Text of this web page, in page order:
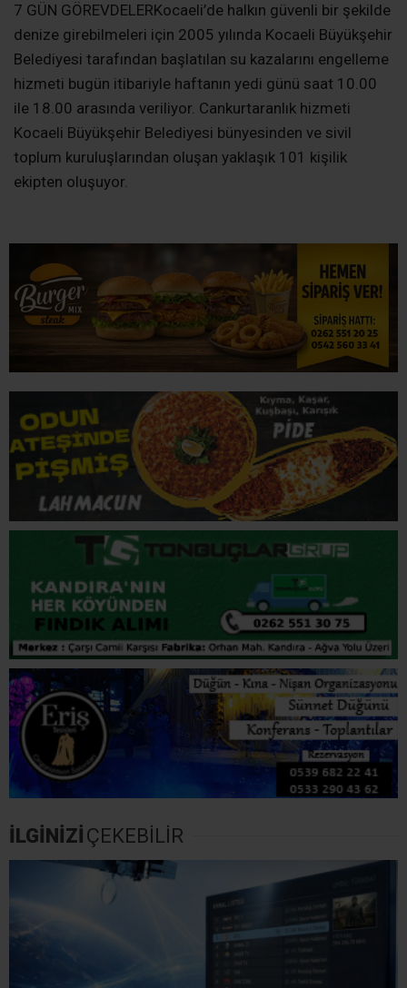
7 GÜN GÖREVDELERKocaeli’de halkın güvenli bir şekilde
denize girebilmeleri için 2005 yılında Kocaeli Büyükşehir
Belediyesi tarafından başlatılan su kazalarını engelleme
hizmeti bugün itibariyle haftanın yedi günü saat 10.00
ile 18.00 arasında veriliyor. Cankurtaranlık hizmeti
Kocaeli Büyükşehir Belediyesi bünyesinden ve sivil
toplum kuruluşlarından oluşan yaklaşık 101 kişilik
ekipten oluşuyor.
İLGİNİZİ ÇEKEBİLİR